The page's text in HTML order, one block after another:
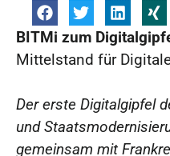
BITMi zum
Mittelstand für
Der erste Digitalgipfel
und
gemeinsam mit